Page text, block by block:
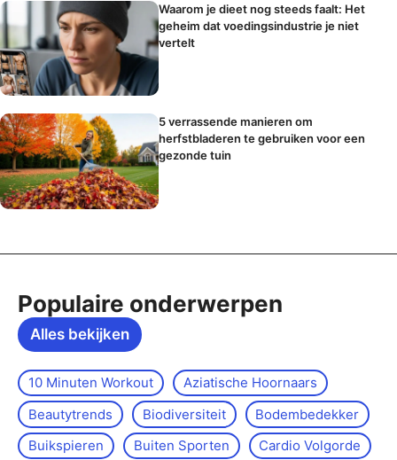
Waarom je dieet nog steeds faalt: Het
geheim dat voedingsindustrie je niet
vertelt
5 verrassende manieren om
herfstbladeren te gebruiken voor een
gezonde tuin
Populaire onderwerpen
Alles bekijken
10 Minuten Workout
Aziatische Hoornaars
Beautytrends
Biodiversiteit
Bodembedekker
Buikspieren
Buiten Sporten
Cardio Volgorde